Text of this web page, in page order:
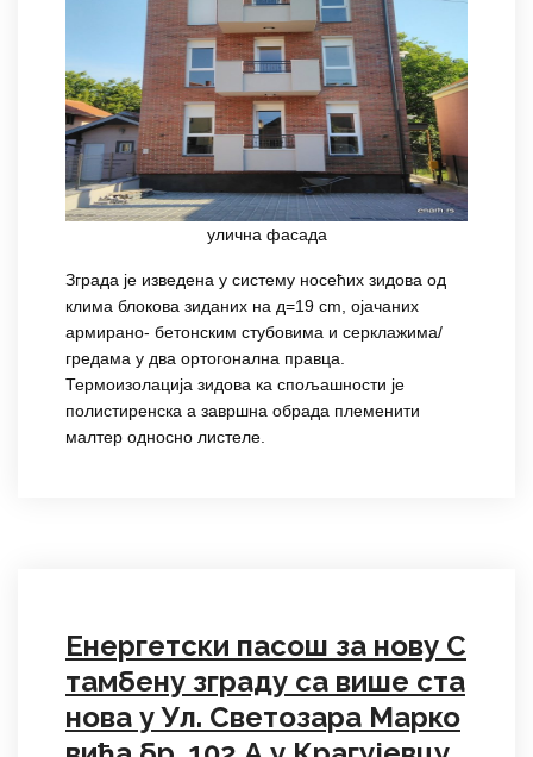
улична фасада
Зграда је изведена у систему носећих зидова од
клима блокова зиданих на д=19 cm, ојачаних
армирано- бетонским стубовима и серклажима/
гредама у два ортогонална правца.
Термоизолација зидова ка спољашности је
полистиренска а завршна обрада племенити
малтер односно листеле.
Енергетски пасош за нову С
тамбену зграду са више ста
нова у Ул. Светозара Марко